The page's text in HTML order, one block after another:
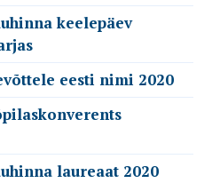
keelepäev
eesti nimi 2020
laureaat 2020